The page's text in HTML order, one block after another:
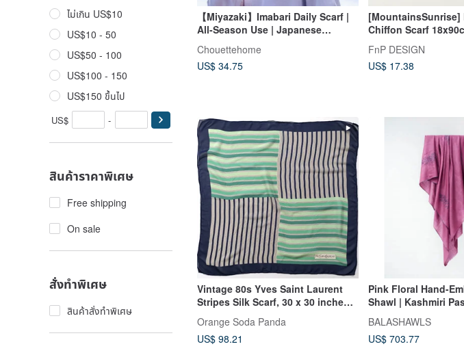
ไม่เกิน US$10
US$10 - 50
US$50 - 100
US$100 - 150
US$150 ขึ้นไป
US$ -
สินค้าราคาพิเศษ
Free shipping
On sale
สั่งทำพิเศษ
สินค้าสั่งทำพิเศษ
【Miyazaki】Imabari Daily Scarf |
All-Season Use | Japanese
Chouettehome
US$ 34.75
[MountainsSunrise]
Chiffon Scarf
FnP DESIGN
US$ 17.38
Vintage 80s Yves Saint Laurent
Stripes Silk Scarf, 30 x 30 inches,
Orange​ Soda​ Panda
US$ 98.21
Pink Floral Hand-
Shawl | Kashmiri
BALASHAWLS
US$ 703.77